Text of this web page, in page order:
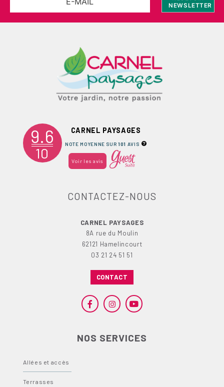
9.6
10
CARNEL PAYSAGES
NOTE MOYENNE SUR101 AVIS
Voir les avis
CONTACTEZ-NOUS
CARNEL PAYSAGES
8A rue du Moulin
62121 Hamelincourt
03 21 24 51 51
CONTACT
NOS SERVICES
Allées et accès
Terrasses